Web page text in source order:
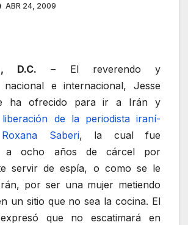
ABR 24, 2009
D.C. – El reverendo y
nacional e internacional, Jesse
ha ofrecido para ir a Irán y
de la periodista iraní-
Saberi, la cual fue
a ocho años de cárcel por
servir de espía, o como se le
por ser una mujer metiendo
un sitio que no sea la cocina. El
que no escatimará en